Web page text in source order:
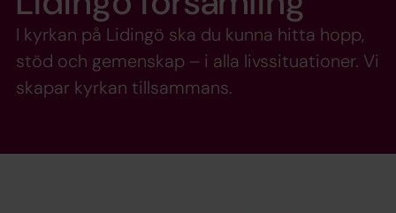
I kyrkan på Lidingö ska du kunna hitta hopp,
stöd och gemenskap – i alla livssituationer. Vi
skapar kyrkan tillsammans.